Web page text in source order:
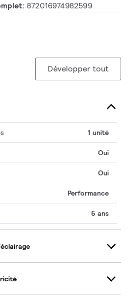
872016974982599
Développer tout
1 unité
Oui
Oui
Performance
5 ans